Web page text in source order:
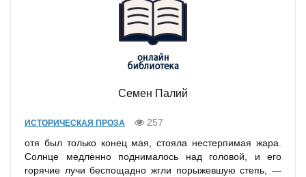
Семен Палий
ИСТОРИЧЕСКАЯ ПРОЗА
257
отя был только конец мая, стояла нестерпимая жара.
Солнце медленно поднималось над головой, и его
горячие лучи беспощадно жгли порыжевшую степь, —